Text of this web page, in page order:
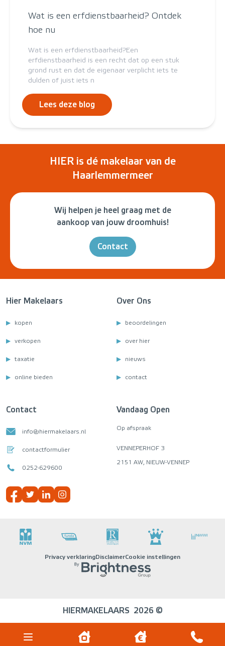
Wat is een erfdienstbaarheid? Ontdek
hoe nu
Wat is een erfdienstbaarheid?Een
erfdienstbaarheid is een recht dat op een stuk
grond rust en dat de eigenaar verplicht iets te
dulden of juist iets n
Lees deze blog
HIER is dé makelaar van de
Haarlemmermeer
Wij helpen je heel graag met de
aankoop van jouw droomhuis!
Contact
Hier Makelaars
kopen
verkopen
taxatie
online bieden
Over Ons
beoordelingen
over hier
nieuws
contact
Contact
info@hiermakelaars.nl
contactformulier
0252-629600
Vandaag Open
Op afspraak
VENNEPERHOF 3
2151 AW, NIEUW-VENNEP
Privacy verklaringDisclaimerCookie instellingen
HIERMAKELAARS 2026 ©